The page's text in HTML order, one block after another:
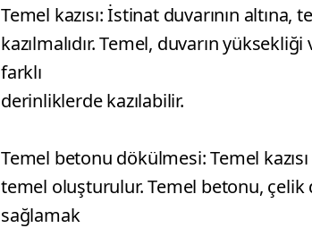
Temel kazısı: İstinat duvarının
kazılmalıdır. Temel, duvarın
farklı
derinliklerde kazılabilir.
Temel betonu dökülmesi: Temel
temel oluşturulur. Temel betonu,
sağlamak